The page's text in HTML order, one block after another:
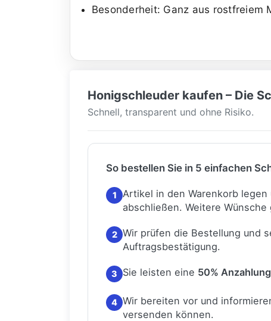
Besonderheit: Ganz aus rostfreiem
Honigschleuder kaufen – Die
Schnell, transparent und ohne Risiko.
So bestellen Sie in 5 einfachen
1
Artikel in den Warenkorb legen
abschließen. Weitere
2 Wir prüfen die Bestellung und
Auftragsbestätigung.
3 Sie leisten eine 50% Anzahlung
4 Wir bereiten vor und
versenden können.